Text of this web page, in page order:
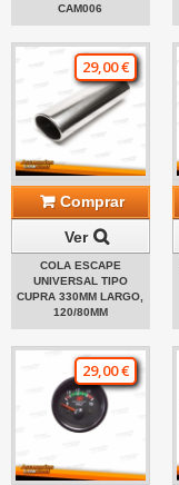
CAM006
29,00 €
Comprar
Ver
COLA ESCAPE
UNIVERSAL TIPO
CUPRA 330MM LARGO,
120/80MM
29,00 €